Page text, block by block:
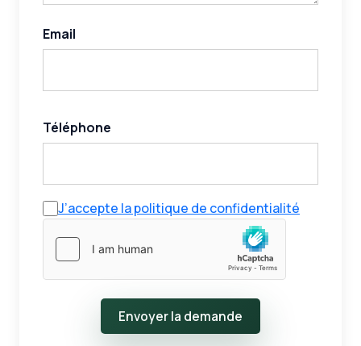
Email
Téléphone
J’accepte la politique de confidentialité